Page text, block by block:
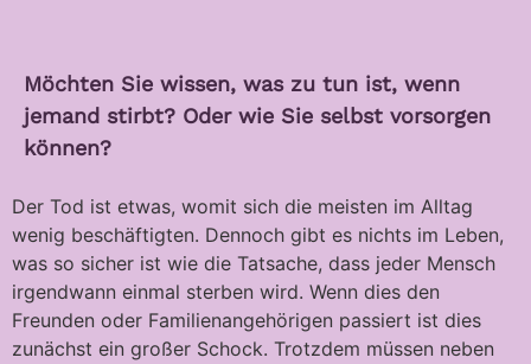
Möchten Sie wissen, was zu tun ist, wenn
jemand stirbt? Oder wie Sie selbst vorsorgen
können?
Der Tod ist etwas, womit sich die meisten im Alltag
wenig beschäftigten. Dennoch gibt es nichts im Leben,
was so sicher ist wie die Tatsache, dass jeder Mensch
irgendwann einmal sterben wird. Wenn dies den
Freunden oder Familienangehörigen passiert ist dies
zunächst ein großer Schock. Trotzdem müssen neben